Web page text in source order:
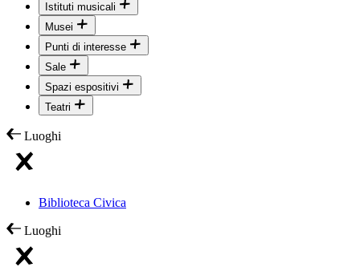
Istituti musicali
Musei
Punti di interesse
Sale
Spazi espositivi
Teatri
Luoghi
Biblioteca Civica
Luoghi